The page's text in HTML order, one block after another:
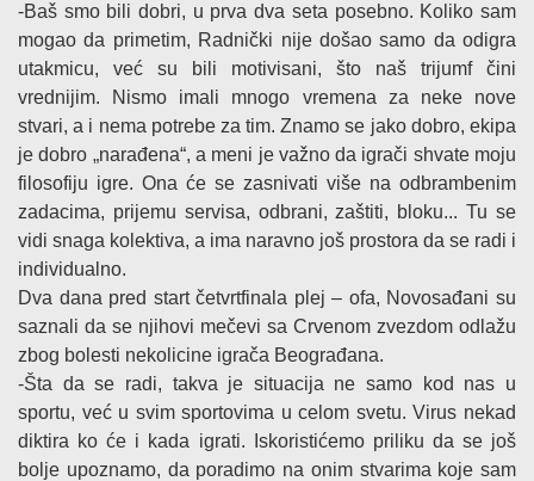
-Baš smo bili dobri, u prva dva seta posebno. Koliko sam
mogao da primetim, Radnički nije došao samo da odigra
utakmicu, već su bili motivisani, što naš trijumf čini
vrednijim. Nismo imali mnogo vremena za neke nove
stvari, a i nema potrebe za tim. Znamo se jako dobro, ekipa
je dobro „narađena“, a meni je važno da igrači shvate moju
filosofiju igre. Ona će se zasnivati više na odbrambenim
zadacima, prijemu servisa, odbrani, zaštiti, bloku... Tu se
vidi snaga kolektiva, a ima naravno još prostora da se radi i
individualno.
Dva dana pred start četvrtfinala plej – ofa, Novosađani su
saznali da se njihovi mečevi sa Crvenom zvezdom odlažu
zbog bolesti nekolicine igrača Beograđana.
-Šta da se radi, takva je situacija ne samo kod nas u
sportu, već u svim sportovima u celom svetu. Virus nekad
diktira ko će i kada igrati. Iskoristićemo priliku da se još
bolje upoznamo, da poradimo na onim stvarima koje sam